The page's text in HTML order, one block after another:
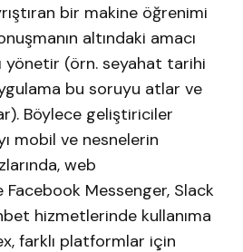
bir makine öğrenimi
altındaki amacı
yönetir (örn. seyahat tarihi
bu soruyu atlar ve
Böylece geliştiriciler
mobil ve nesnelerin
web
Facebook Messenger, Slack
hizmetlerinde kullanıma
farklı platformlar için